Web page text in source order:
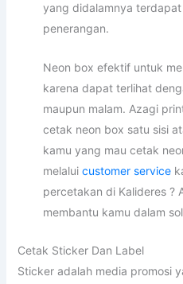
yang didalamnya
penerangan.
Neon box efektif untuk
karena dapat terlihat
maupun malam. Azagi
cetak neon box satu sisi
kamu yang mau cetak
melalui customer service
percetakan di Kalideres ?
membantu kamu dalam
Cetak Sticker Dan Label
Sticker adalah media promosi